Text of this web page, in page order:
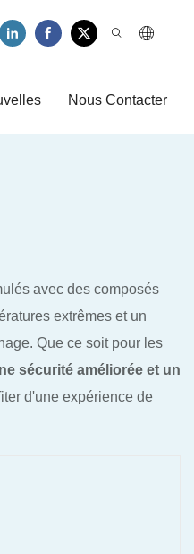
Nous Contacter
avec des composés
extrêmes et un
Que ce soit pour les
sécurité améliorée et un
d'une expérience de